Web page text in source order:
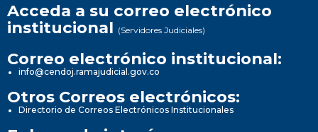
Acceda a su correo electrónico
institucional (Servidores Judiciales)
Correo electrónico institucional:
info@cendoj.ramajudicial.gov.co
Otros Correos electrónicos:
Directorio de Correos Electrónicos Institucionales